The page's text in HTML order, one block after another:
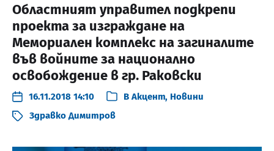
Областният управител подкрепи
проекта за изграждане на
Мемориален комплекс на загиналите
във войните за национално
освобождение в гр. Раковски
16.11.2018 14:10 В Акцент, Новини
Здравко Димитров